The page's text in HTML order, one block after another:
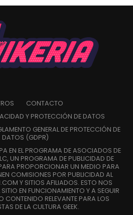
CONTACTO
Y PROTECCIÓN DE DATOS
GENERAL DE PROTECCIÓN DE
DATOS (GDPR)
EN EL PROGRAMA DE ASOCIADOS DE
UN PROGRAMA DE PUBLICIDAD DE
PROPORCIONAR UN MEDIO PARA
COMISIONES POR PUBLICIDAD AL
Y SITIOS AFILIADOS. ESTO NOS
EN FUNCIONAMIENTO Y A SEGUIR
RELEVANTE PARA LOS
DE LA CULTURA GEEK.